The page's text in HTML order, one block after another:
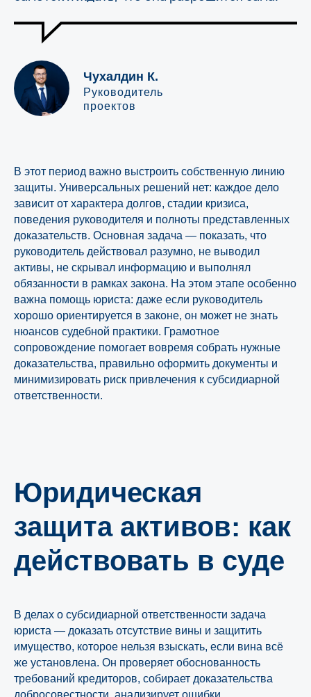
Чухалдин К.
Руководитель
проектов
В этот период важно выстроить собственную линию
защиты. Универсальных решений нет: каждое дело
зависит от характера долгов, стадии кризиса,
поведения руководителя и полноты представленных
доказательств. Основная задача — показать, что
руководитель действовал разумно, не выводил
активы, не скрывал информацию и выполнял
обязанности в рамках закона. На этом этапе особенно
важна помощь юриста: даже если руководитель
хорошо ориентируется в законе, он может не знать
нюансов судебной практики. Грамотное
сопровождение помогает вовремя собрать нужные
доказательства, правильно оформить документы и
минимизировать риск привлечения к субсидиарной
ответственности.
Юридическая
защита активов: как
действовать в суде
В делах о субсидиарной ответственности задача
юриста — доказать отсутствие вины и защитить
имущество, которое нельзя взыскать, если вина всё
же установлена. Он проверяет обоснованность
требований кредиторов, собирает доказательства
добросовестности, анализирует ошибки